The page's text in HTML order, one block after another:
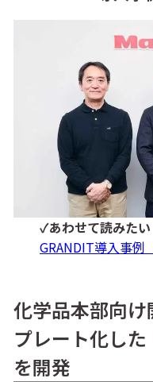
✓あわせて読みたい
GRANDIT導入事
化学品本部向
プレート化した
を開発